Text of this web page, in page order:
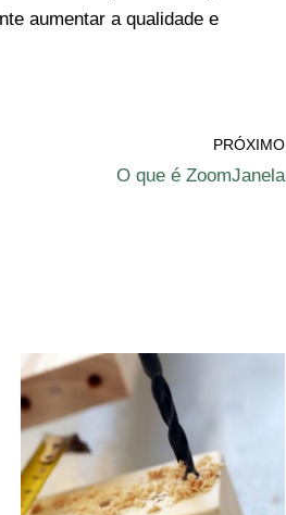
aumentar a qualidade e
PRÓXIMO
O que é ZoomJanela